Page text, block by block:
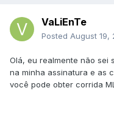
VaLiEnTe
Posted August 19,
Olá, eu realmente não sei
na minha assinatura e as
você pode obter corrida